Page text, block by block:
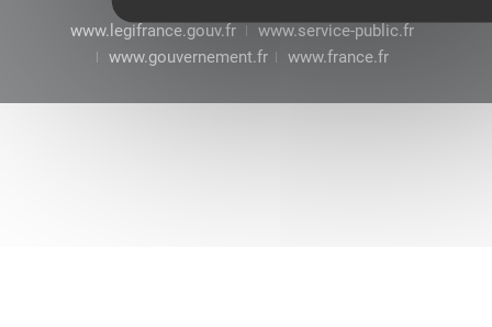
www.legifrance.gouv.fr
www.service-public.fr
www.gouvernement.fr
www.france.fr